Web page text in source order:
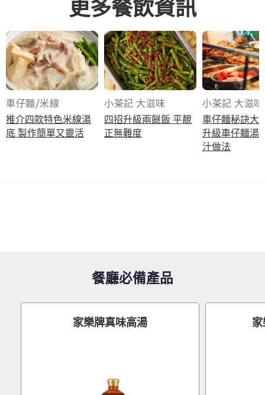
更多餐飲資訊
車仔麵/米線
推介四款特色米線湯
底 製作簡單又靈活
小茶記 大滋味
四招升級兩餸飯 平靚
正無難度
小茶記 大滋味
車仔麵秘訣大
升級車仔麵湯
汁做法
餐廳必備產品
家樂牌真味高湯